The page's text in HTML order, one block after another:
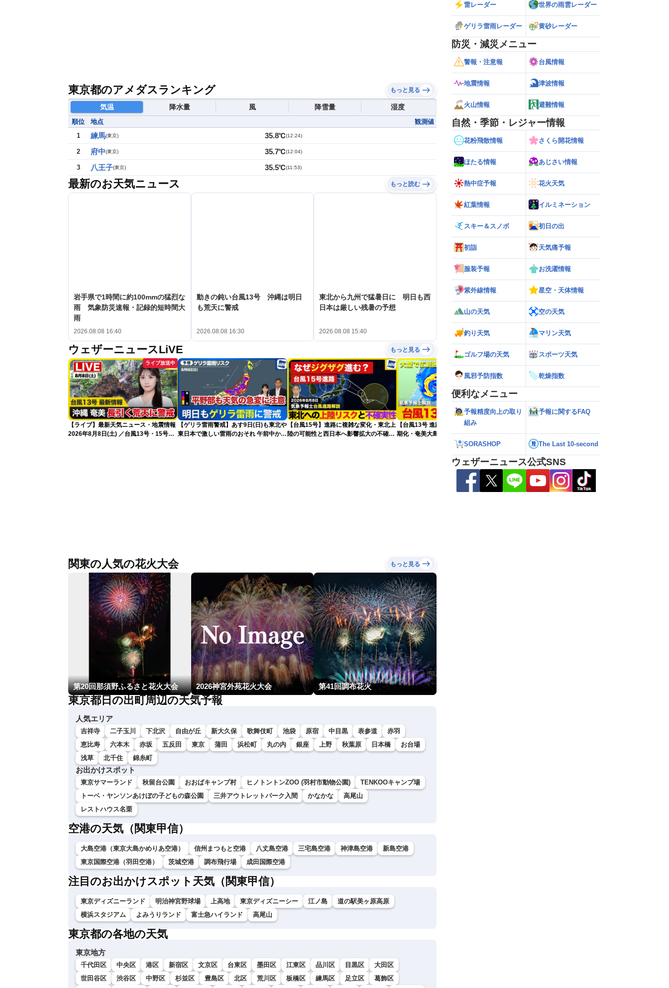
東京都のアメダスランキング もっと見る
気温 降水量 風 降雪量 湿度
順位 地点
観測値
1
練馬(東京) 35.8℃(12:24)
2 府中(東京) 35.7℃(12:04)
3 八王子(東京) 35.5℃(11:53)
最新のお天気ニュース もっと読む
岩手県で1時間に約100mmの猛烈な
雨 気象防災速報・記録的短時間大
雨
2026.08.08 16:40
動きの鈍い台風13号 沖縄は明日
も荒天に警戒
2026.08.08 16:30
東北から九州で猛暑日に 明日も西
日本は厳しい残暑の予想
2026.08.08 15:40
ウェザーニュースLiVE もっと見る
ライブ放送中
【ライブ】最新天気ニュース・地震情報
2026年8月8日(土) ／台風13号・15号
【ゲリラ雷雨警戒】あす9日(日)も東北や
東日本で激しい雷雨のおそれ 午前中から
【台風15号】進路に複雑な変化・東北上
陸の可能性と西日本へ影響拡大の不確実
【台風13号 進路解説】通過後も影響長
期化・奄美大島で総雨量400mm超・高
波に要警戒（2026.08.08 16:00）
水帯が発生のおそれも＜気象防災速報・
記録的短時間大雨＞
関東の人気の花火大会 もっと見る
第20回那須野ふるさと花火大会 2026神宮外苑花火大会 第41回調布花火
東京都日の出町周辺の天気予報
人気エリア
吉祥寺 二子玉川 下北沢 自由が丘 新大久保 歌舞伎町 池袋 原宿 中目黒 表参道
赤羽
恵比寿
六本木 赤坂 五反田 東京 蒲田 浜松町 丸の内 銀座 上野 秋葉原 日本橋
お台場
浅草
北千住 錦糸町
お出かけスポット
東京サマーランド 秋留台公園 おおばキャンプ村 ヒノトントンZOO (羽村市動物公園)
TENKOOキャンプ場
トーベ・ヤンソンあけぼの子どもの森公園
三井アウトレットパーク入間 かなかな
高尾山
レストハウス名栗
空港の天気（関東甲信）
大島空港（東京大島かめりあ空港） 信州まつもと空港 八丈島空港 三宅島空港 神津島空港
新島空港
東京国際空港（羽田空港）
茨城空港 調布飛行場 成田国際空港
注目のお出かけスポット天気（関東甲信）
東京ディズニーランド 明治神宮野球場 上高地 東京ディズニーシー 江ノ島
道の駅美ヶ原高原
横浜スタジアム
よみうりランド 富士急ハイランド 高尾山
東京都の各地の天気
東京地方
千代田区 中央区 港区 新宿区 文京区 台東区 墨田区 江東区 品川区 目黒区
大田区
世田谷区
渋谷区 中野区 杉並区 豊島区 北区 荒川区 板橋区 練馬区 足立区 葛飾区
雷レーダー 世界の雨雲レーダー
ゲリラ雷雨レーダー 黄砂レーダー
防災・減災メニュー
警報・注意報 台風情報
地震情報 津波情報
火山情報 避難情報
自然・季節・レジャー情報
花粉飛散情報 さくら開花情報
ほたる情報 あじさい情報
熱中症予報 花火天気
紅葉情報 イルミネーション
スキー＆スノボ 初日の出
初詣 天気痛予報
服装予報 お洗濯情報
紫外線情報 星空・天体情報
山の天気 空の天気
釣り天気 マリン天気
ゴルフ場の天気 スポーツ天気
風邪予防指数 乾燥指数
便利なメニュー
予報精度向上の取り
組み
予報に関するFAQ
SORASHOP The Last 10-second
ウェザーニュース公式SNS